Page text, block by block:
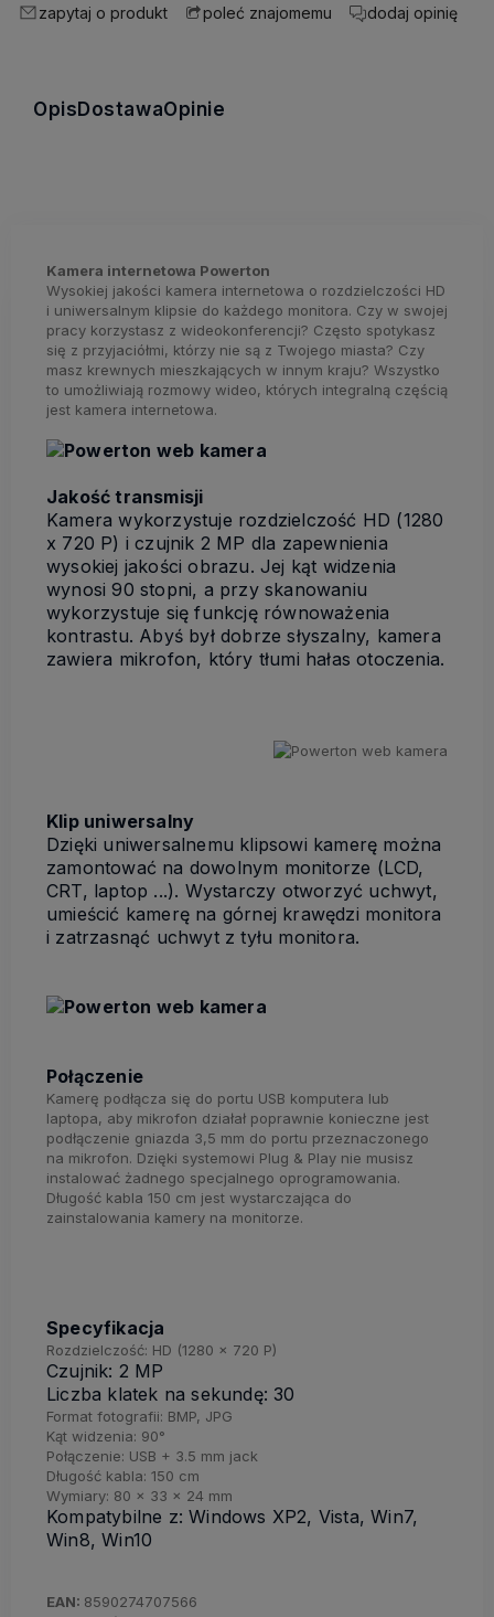
zapytaj o produkt poleć znajomemu dodaj opinię
OpisDostawaOpinie
Kamera internetowa Powerton
Wysokiej jakości kamera internetowa o rozdzielczości HD
i uniwersalnym klipsie do każdego monitora. Czy w swojej
pracy korzystasz z wideokonferencji? Często spotykasz
się z przyjaciółmi, którzy nie są z Twojego miasta? Czy
masz krewnych mieszkających w innym kraju? Wszystko
to umożliwiają rozmowy wideo, których integralną częścią
jest kamera internetowa.
Jakość transmisji
Kamera wykorzystuje rozdzielczość HD (1280
x 720 P) i czujnik 2 MP dla zapewnienia
wysokiej jakości obrazu. Jej kąt widzenia
wynosi 90 stopni, a przy skanowaniu
wykorzystuje się funkcję równoważenia
kontrastu. Abyś był dobrze słyszalny, kamera
zawiera mikrofon, który tłumi hałas otoczenia.
Klip uniwersalny
Dzięki uniwersalnemu klipsowi kamerę można
zamontować na dowolnym monitorze (LCD,
CRT, laptop ...). Wystarczy otworzyć uchwyt,
umieścić kamerę na górnej krawędzi monitora
i zatrzasnąć uchwyt z tyłu monitora.
Połączenie
Kamerę podłącza się do portu USB komputera lub
laptopa, aby mikrofon działał poprawnie konieczne jest
podłączenie gniazda 3,5 mm do portu przeznaczonego
na mikrofon. Dzięki systemowi Plug & Play nie musisz
instalować żadnego specjalnego oprogramowania.
Długość kabla 150 cm jest wystarczająca do
zainstalowania kamery na monitorze.
Specyfikacja
Rozdzielczość: HD (1280 x 720 P)
Czujnik: 2 MP
Liczba klatek na sekundę: 30
Format fotografii: BMP, JPG
Kąt widzenia: 90°
Połączenie: USB + 3.5 mm jack
Długość kabla: 150 cm
Wymiary: 80 x 33 x 24 mm
Kompatybilne z: Windows XP2, Vista, Win7,
Win8, Win10
EAN: 8590274707566